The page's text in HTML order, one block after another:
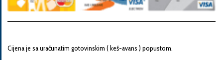
Cijena je sa uračunatim gotovinskim ( keš-avans ) popustom.